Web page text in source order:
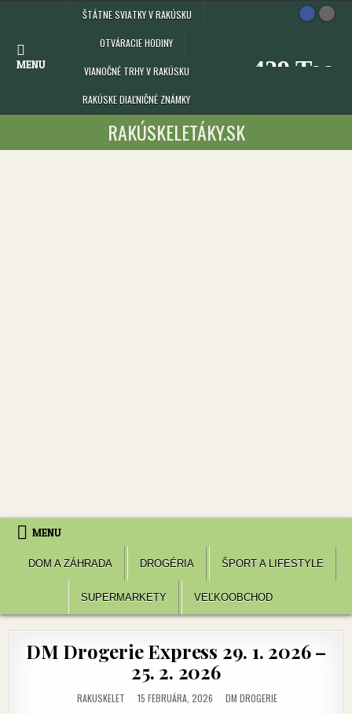
MENU
ŠTÁTNE SVIATKY V RAKÚSKU
OTVÁRACIE HODINY
VIANOČNÉ TRHY V RAKÚSKU
RAKÚSKE DIAĽNIČNÉ ZNÁMKY
RAKÚSKELETÁKY.SK
MENU
DOM A ZÁHRADA DROGÉRIA ŠPORT A LIFESTYLE
SUPERMARKETY VEĽKOOBCHOD
DM Drogerie Express 29. 1. 2026 –
25. 2. 2026
RAKUSKELET 15 FEBRUÁRA, 2026 POSTED
IN
DM DROGERIE